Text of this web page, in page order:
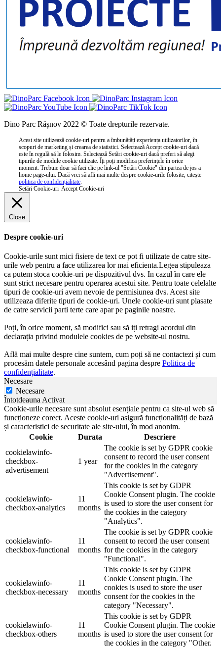
Dino Parc Râșnov 2022 © Toate drepturile rezervate.
Acest site utilizează cookie-uri pentru a îmbunătăți experiența utilizatorilor, în
scopuri de marketing și crearea de statistici. Selectează Accept cookie-uri dacă
este în regulă să le folosim. Selectează Setări cookie-uri dacă preferi să alegi
tipurile de module cookie utilizate. Îți poți modifica preferințele în orice
moment. Trebuie doar să faci clic pe link-ul "Setări Cookie" din partea de jos a
home page-ului. Dacă vrei să afli mai multe despre cookie-urile folosite, citește
politica de confidențialitate
Setări Cookie-uri Accept Cookie-uri
Close
Despre cookie-uri
Cookie-urile sunt mici fisiere de text ce pot fi utilizate de catre site-
urile web pentru a face utilizarea lor mai eficienta.Legea stipuleaza
ca putem stoca cookie-uri pe dispozitivul dvs. In cazul în care ele
sunt strict necesare pentru operarea acestui site. Pentru toate celelalte
tipuri de cookie-uri avem nevoie de permisiunea dvs. Acest site
utilizeaza diferite tipuri de cookie-uri. Unele cookie-uri sunt plasate
de catre servicii parti terte care apar pe paginile noastre.
Poți, în orice moment, să modifici sau să iți retragi acordul din
declarația privind modulele cookies de pe website-ul nostru.
Află mai multe despre cine suntem, cum poți să ne contactezi și cum
procesăm datele personale accesând pagina despre Politica de
confidențialitate.
Necesare
Necesare
Întotdeauna Activat
Cookie-urile necesare sunt absolut esențiale pentru ca site-ul web să
funcționeze corect. Aceste cookie-uri asigură funcționalități de bază
și caracteristici de securitate ale site-ului, în mod anonim.
Cookie
Durata
Descriere
cookielawinfo-
checkbox-
advertisement
1 year
The cookie is set by GDPR cookie
consent to record the user consent
for the cookies in the category
"Advertisement".
cookielawinfo-
checkbox-analytics
11
months
This cookie is set by GDPR
Cookie Consent plugin. The cookie
is used to store the user consent for
the cookies in the category
"Analytics".
cookielawinfo-
checkbox-functional
11
months
The cookie is set by GDPR cookie
consent to record the user consent
for the cookies in the category
"Functional".
cookielawinfo-
checkbox-necessary
11
months
This cookie is set by GDPR
Cookie Consent plugin. The
cookies is used to store the user
consent for the cookies in the
category "Necessary".
cookielawinfo-
checkbox-others
11
months
This cookie is set by GDPR
Cookie Consent plugin. The cookie
is used to store the user consent for
the cookies in the category "Other.